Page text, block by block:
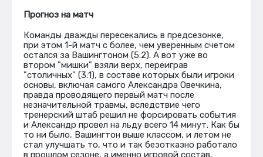
Прогноз на матч
Команды дважды пересекались в предсезонке,
при этом 1-й матч с более, чем уверенным счетом
остался за Вашингтоном (5:2). А вот уже во
втором "мишки" взяли верх, переиграв
"столичных" (3:1), в составе которых были игроки
основы, включая самого Александра Овечкина,
правда проводящего первый матч после
незначительной травмы, вследствие чего
тренерский штаб решил не форсировать события
и Александр провел на льду всего 14 минут. Как бы
то ни было, Вашингтон выше классом, и летом не
стал улучшать то, что и так безотказно работало
в прошлом сезоне, а именно игровой состав,